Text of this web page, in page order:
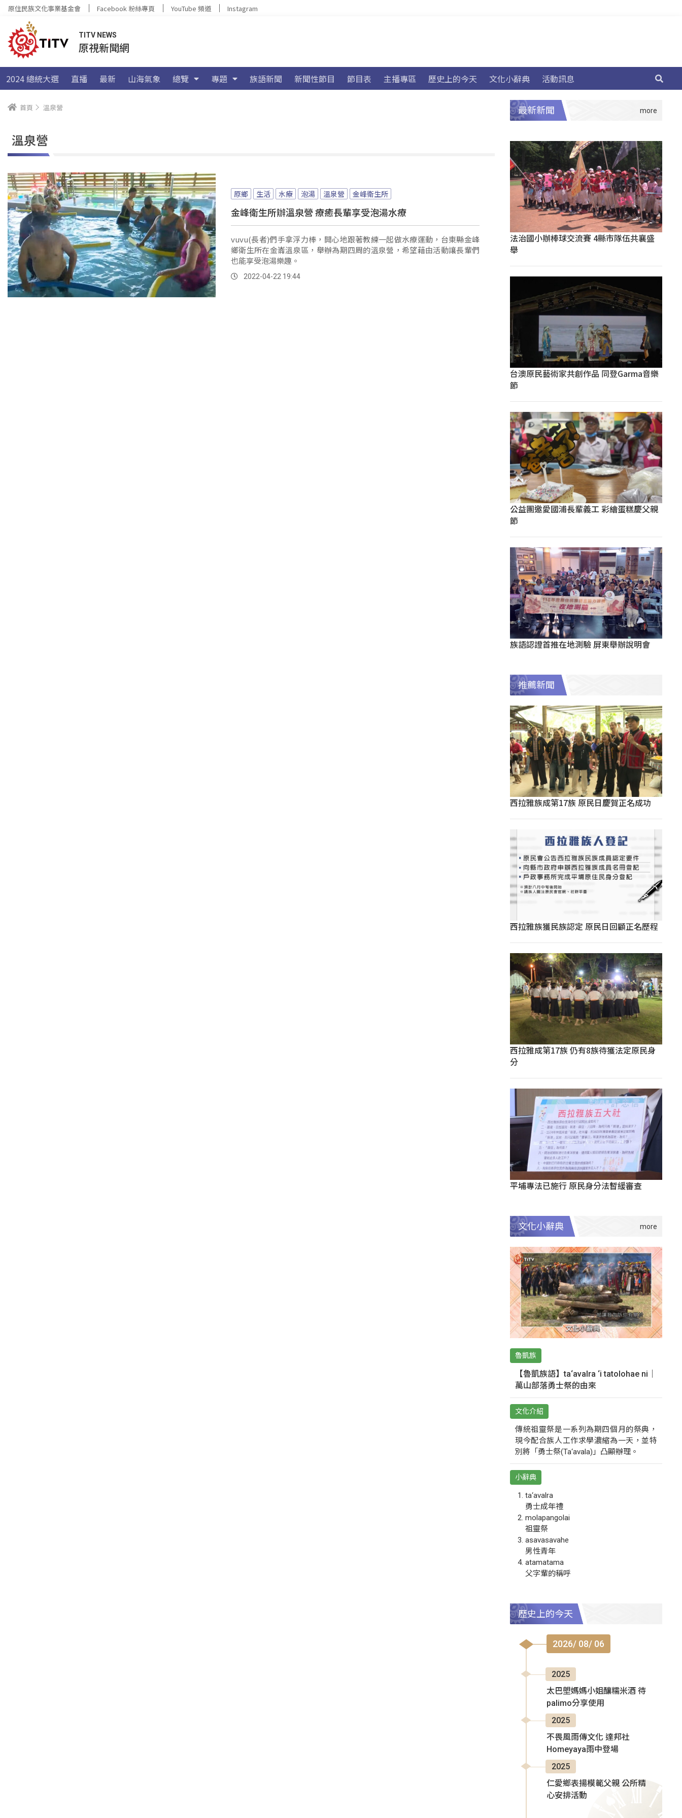
原住民族文化事業基金會 Facebook 粉絲專頁 YouTube 頻道 Instagram
TITV NEWS
原視新聞網
2024 總統大選 直播 最新 山海氣象 總覽 專題 族語新聞 新聞性節目 節目表 主播專區 歷史上的今天 文化小辭典 活動訊息
首頁 溫泉營
溫泉營
原鄉 生活 水療 泡湯 溫泉營 金峰衛生所
金峰衛生所辦溫泉營 療癒長輩享受泡湯水療
vuvu(長者)們手拿浮力棒，開心地跟著教練一起做水療運動，台東縣金峰
鄉衛生所在金崙溫泉區，舉辦為期四周的溫泉營，希望藉由活動讓長輩們
也能享受泡湯樂趣。
2022-04-22 19:44
最新新聞
法治國小辦棒球交流賽 4縣市隊伍共襄盛
舉
台澳原民藝術家共創作品 同登Garma音樂
節
公益團邀愛國浦長輩義工 彩繪蛋糕慶父親
節
族語認證首推在地測驗 屏東舉辦說明會
推薦新聞
西拉雅族成第17族 原民日慶賀正名成功
西拉雅族獲民族認定 原民日回顧正名歷程
西拉雅成第17族 仍有8族待獲法定原民身
分
平埔專法已施行 原民身分法暫緩審查
文化小辭典
魯凱族
【魯凱族語】ta‘avalra ‘i tatolohae ni｜
萬山部落勇士祭的由來
文化介紹
傳統祖靈祭是一系列為期四個月的祭典，
現今配合族人工作求學濃縮為一天，並特
別將「勇士祭(Ta‘avala)」凸顯辦理。
小辭典
ta‘avalra
勇士成年禮
molapangolai
祖靈祭
asavasavahe
男性青年
atamatama
父字輩的稱呼
歷史上的今天
2026/ 08/ 06
2025
太巴塱媽媽小姐釀糯米酒 待
palimo分享使用
2025
不畏風雨傳文化 達邦社
Homeyaya雨中登場
2025
仁愛鄉表揚模範父親 公所精
心安排活動